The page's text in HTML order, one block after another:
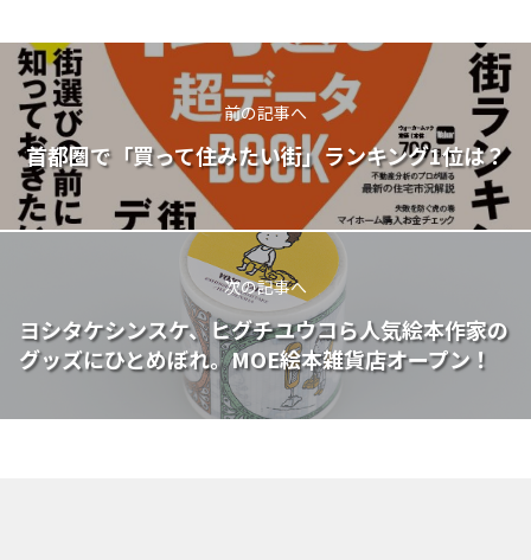
前の記事へ
首都圏で「買って住みたい街」ランキング1位は？
次の記事へ
ヨシタケシンスケ、ヒグチユウコら人気絵本作家の
グッズにひとめぼれ。MOE絵本雑貨店オープン！